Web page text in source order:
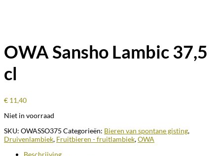
OWA Sansho Lambic 37,5
cl
€ 11,40
Niet in voorraad
SKU: OWASSO375 Categorieën: Bieren van spontane gisting,
Druivenlambiek, Fruitbieren - fruitlambiek,OWA